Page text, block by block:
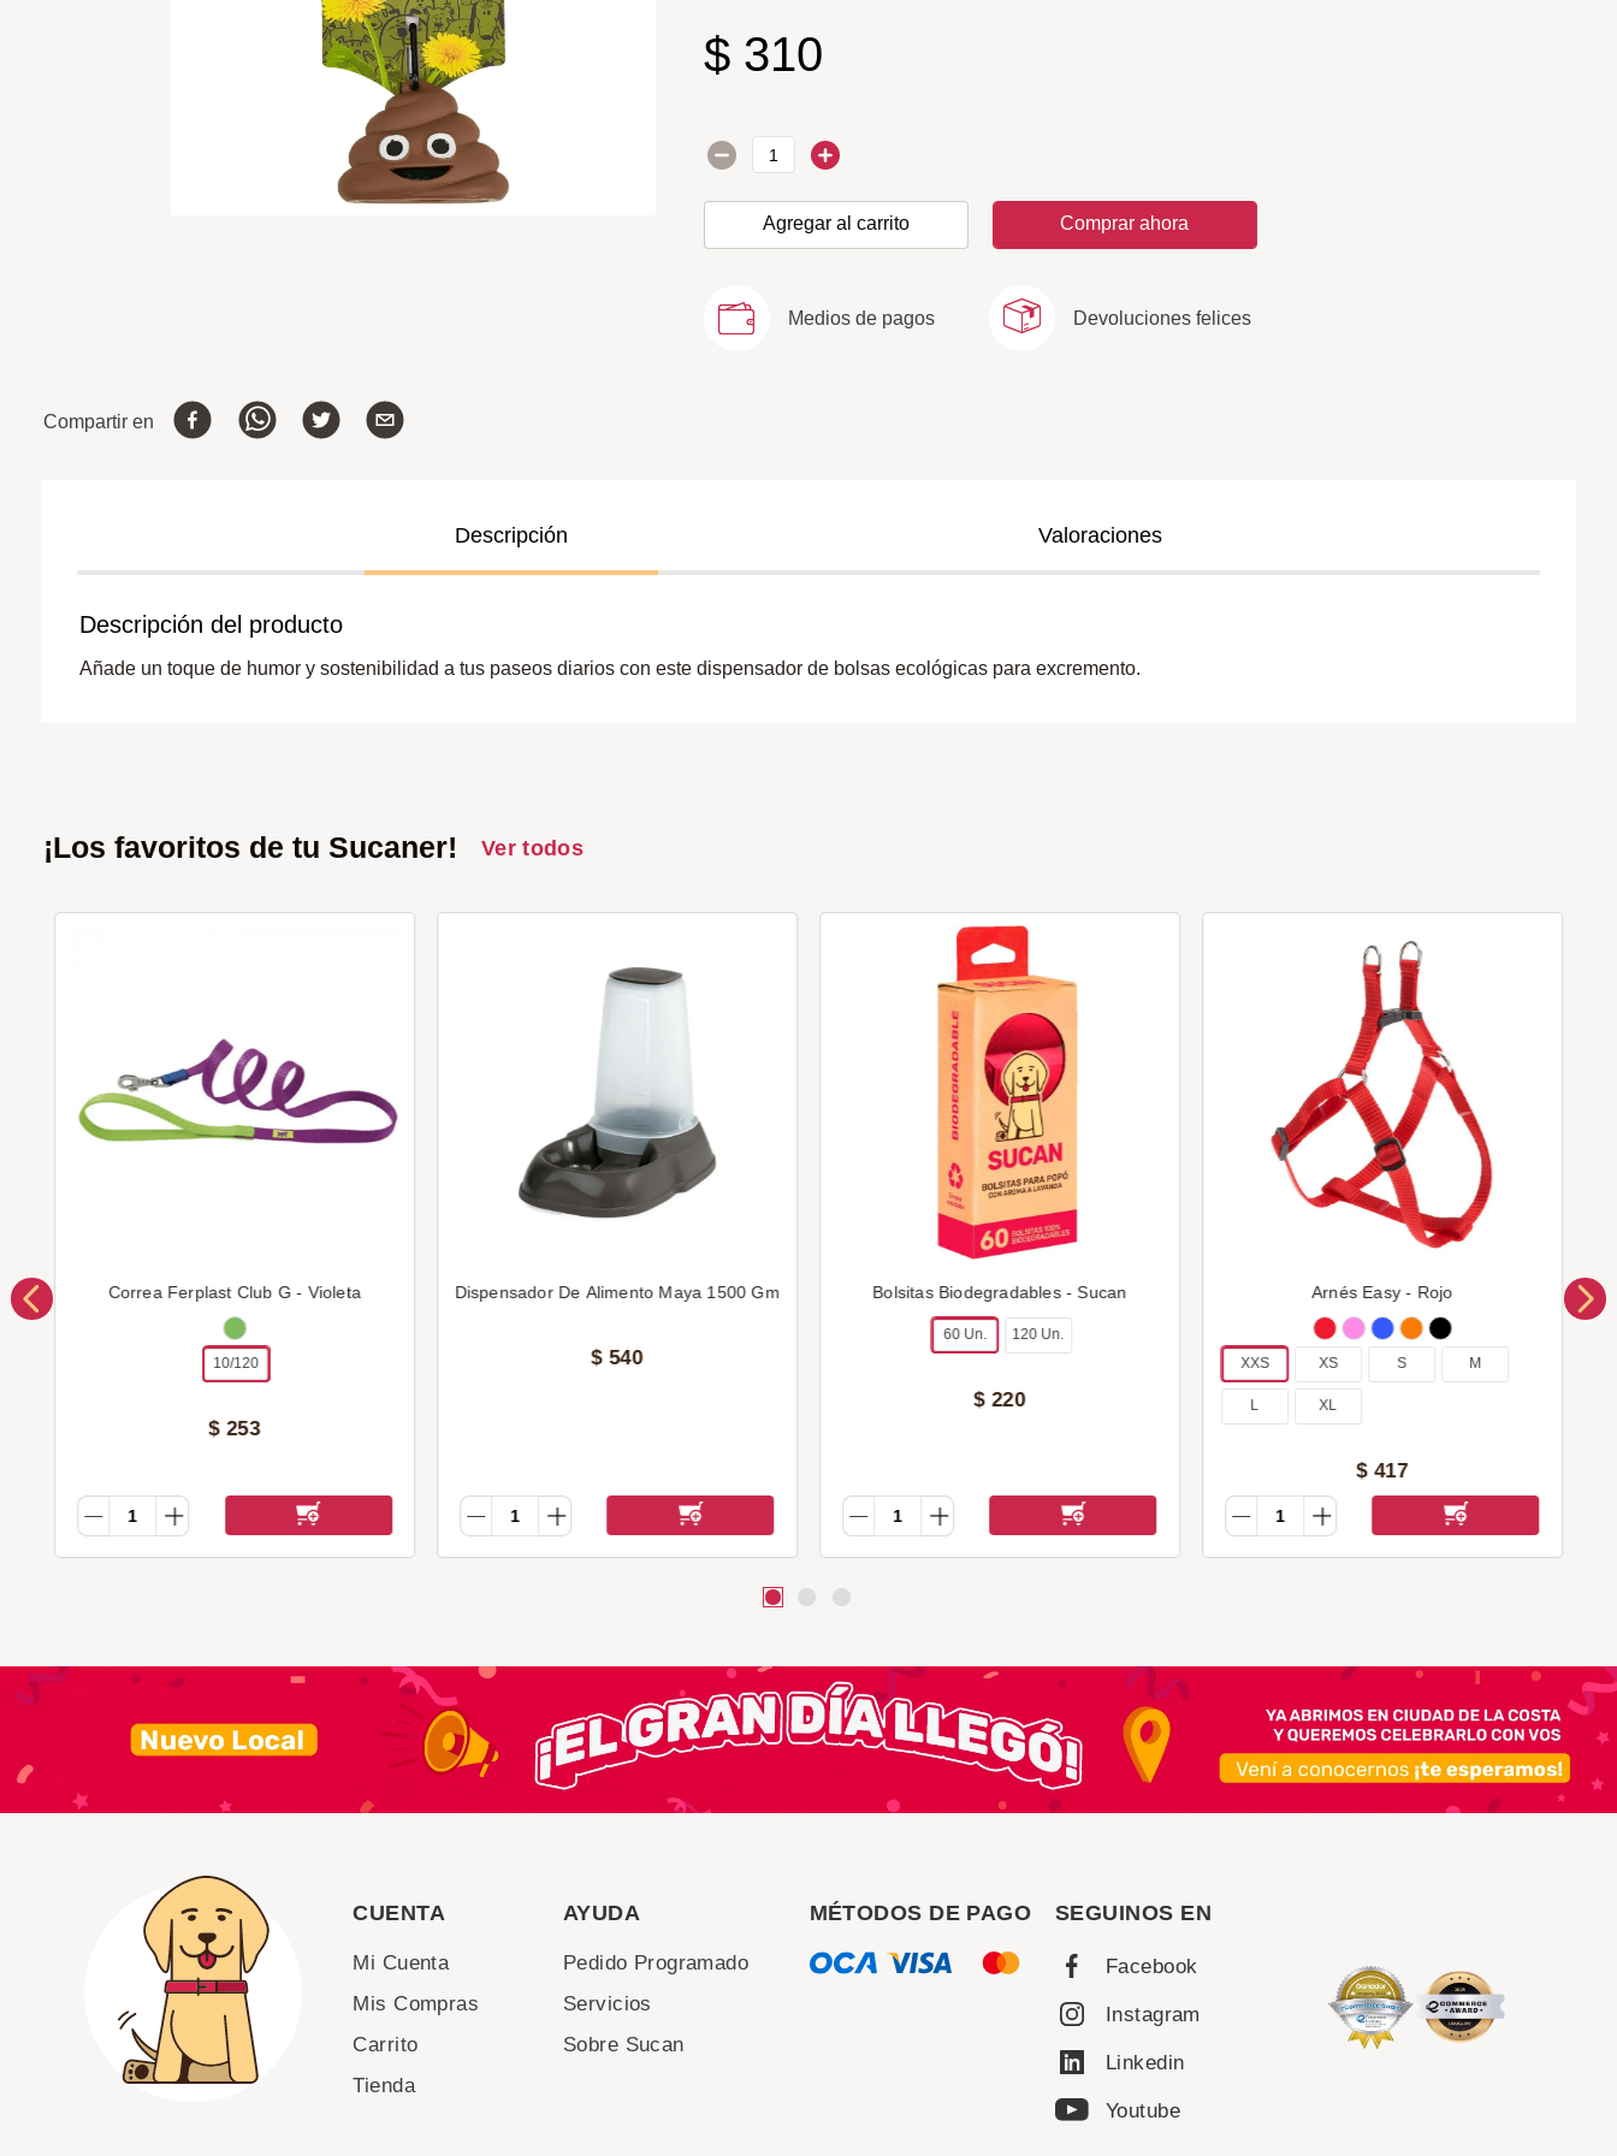
$ 310
Agregar al carrito Comprar ahora
Medios de pagos Devoluciones felices
Compartir en
Descripción Valoraciones
Descripción del producto
Añade un toque de humor y sostenibilidad a tus paseos diarios con este dispensador de bolsas ecológicas para excremento.
¡Los favoritos de tu Sucaner! Ver todos
Correa Ferplast Club G - Violeta
10/120
$ 253
Dispensador De Alimento Maya 1500 Gm
$ 540
Bolsitas Biodegradables - Sucan
60 Un. 120 Un.
$ 220
Arnés Easy - Rojo
XXS XS S M
L XL
$ 417
CUENTA
Mi Cuenta
Mis Compras
Carrito
Tienda
AYUDA
Pedido Programado
Servicios
Sobre Sucan
MÉTODOS DE PAGO SEGUINOS EN
Facebook
Instagram
Linkedin
Youtube